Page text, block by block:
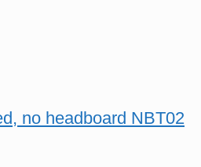
no headboard NBT02